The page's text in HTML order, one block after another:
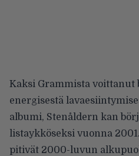
Kaksi Grammista voittanut
energisestä
albumi, Stenåldern kan
listaykköseksi vuonna
pitivät 2000-luvun